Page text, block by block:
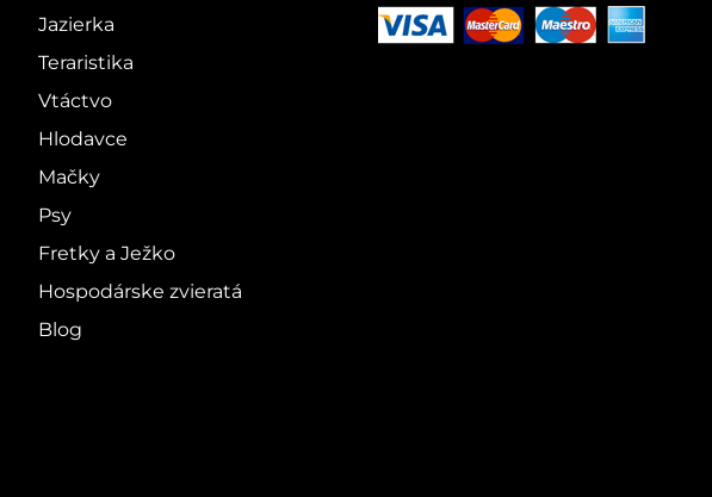
Jazierka
Teraristika
Vtáctvo
Hlodavce
Mačky
Psy
Fretky a Ježko
Hospodárske zvieratá
Blog